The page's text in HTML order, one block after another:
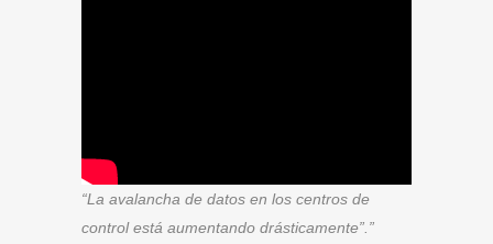
“La avalancha de datos en los centros de
control está aumentando drásticamente”.”